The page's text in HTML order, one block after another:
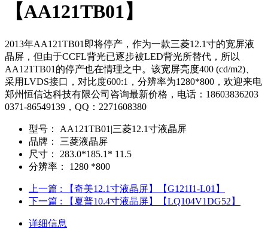
【AA121TB01】
2013年AA121TB01即将停产，作为一款三菱12.1寸的宽屏液
晶屏，但由于CCFL背光已逐步被LED背光所替代，所以
AA121TB01的停产也在情理之中。该宽屏亮度400 (cd/m2)、
采用LVDS接口，对比度600:1，分辨率为1280*800，欢迎来电
郑州恒信达科技有限公司咨询最新价格，电话：18603836203
0371-86549139，QQ：2271608380
型号：
AA121TB01|三菱12.1寸液晶屏
品牌：
三菱液晶屏
尺寸：
283.0*185.1* 11.5
分辨率：
1280 *800
上一篇 : 【奇美12.1寸液晶屏】【G121I1-L01】
下一篇 : 【夏普10.4寸液晶屏】【LQ104V1DG52】
详细信息